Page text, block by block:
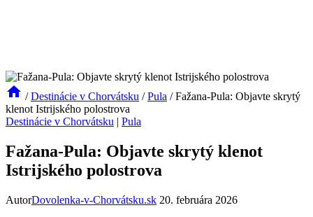
/ Destinácie v Chorvátsku / Pula / Fažana-Pula: Objavte skrytý
klenot Istrijského polostrova
Destinácie v Chorvátsku | Pula
Fažana-Pula: Objavte skrytý klenot
Istrijského polostrova
AutorDovolenka-v-Chorvátsku.sk 20. februára 2026